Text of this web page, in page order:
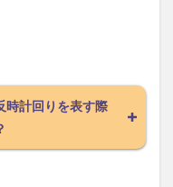
時計回りを表す際